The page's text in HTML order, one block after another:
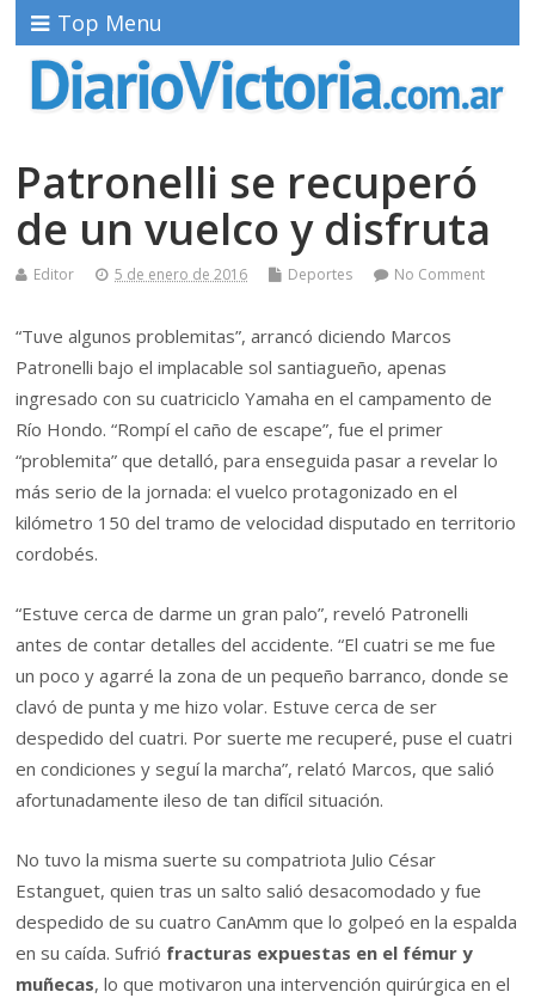
Top Menu
Patronelli se recuperó
de un vuelco y disfruta
Editor 5 de enero de 2016 Deportes No Comment
“Tuve algunos problemitas”, arrancó diciendo Marcos
Patronelli bajo el implacable sol santiagueño, apenas
ingresado con su cuatriciclo Yamaha en el campamento de
Río Hondo. “Rompí el caño de escape”, fue el primer
“problemita” que detalló, para enseguida pasar a revelar lo
más serio de la jornada: el vuelco protagonizado en el
kilómetro 150 del tramo de velocidad disputado en territorio
cordobés.
“Estuve cerca de darme un gran palo”, reveló Patronelli
antes de contar detalles del accidente. “El cuatri se me fue
un poco y agarré la zona de un pequeño barranco, donde se
clavó de punta y me hizo volar. Estuve cerca de ser
despedido del cuatri. Por suerte me recuperé, puse el cuatri
en condiciones y seguí la marcha”, relató Marcos, que salió
afortunadamente ileso de tan difícil situación.
No tuvo la misma suerte su compatriota Julio César
Estanguet, quien tras un salto salió desacomodado y fue
despedido de su cuatro CanAmm que lo golpeó en la espalda
en su caída. Sufrió fracturas expuestas en el fémur y
muñecas, lo que motivaron una intervención quirúrgica en el